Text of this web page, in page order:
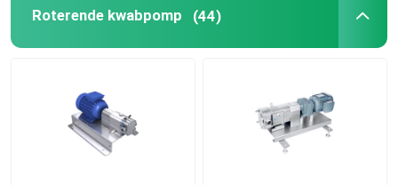
Offerte Aanvragen
Sanitaire Diafragmaklep
Regelende Klep
Roterende kwabpomp (44)